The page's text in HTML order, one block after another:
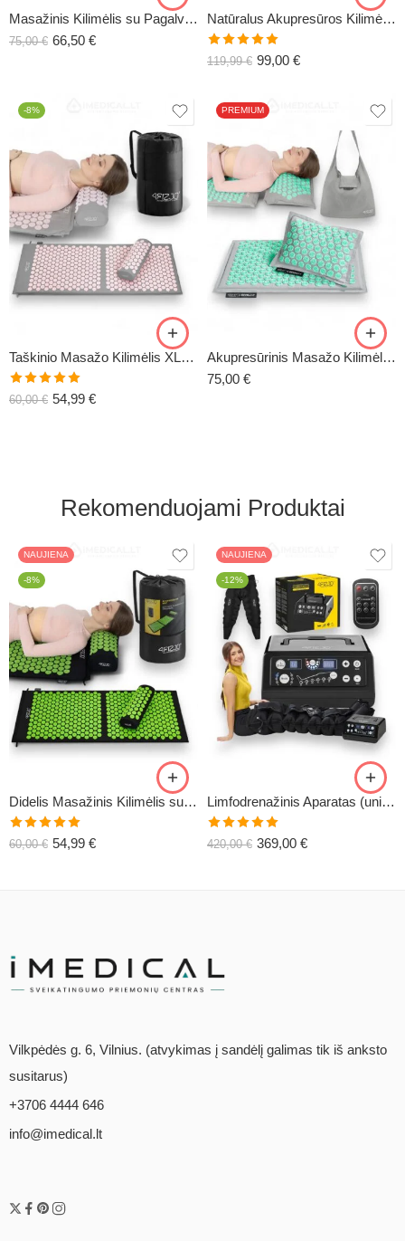
Masažinis Kilimėlis su Pagalve ECOMAT-7
75,00€ 66,50 €
Natūralus Akupresūros Kilimėlis XL ECOMAT-2
Įvertinimas:
119,99€ 99,00 €
-8%
Taškinio Masažo Kilimėlis XL-CLASSIC5
Įvertinimas:
60,00€ 54,99 €
PREMIUM
Akupresūrinis Masažo Kilimėlis ECOMAT-12
75,00 €
Rekomenduojami Produktai
NAUJIENA
-8%
Didelis Masažinis Kilimėlis su Pagalve XL-CLASSIC1
Įvertinimas:
5.00iš 5
60,00€ 54,99 €
NAUJIENA
-12%
Limfodrenažinis Aparatas (universalus) C6
Įvertinimas:
5.00iš 5
420,00€ 369,00 €
Vilkpėdės g. 6, Vilnius. (atvykimas į sandėlį galimas tik iš anksto
susitarus)
+3706 4444 646
info@imedical.lt